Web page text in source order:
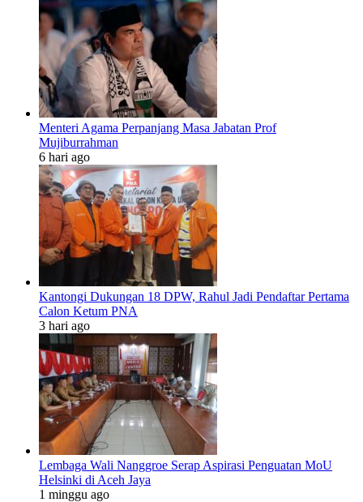
Menteri Agama Perpanjang Masa Jabatan Prof
Mujiburrahman
6 hari ago
Kantongi Dukungan 18 DPW, Rahul Jadi Pendaftar Pertama
Calon Ketum PNA
3 hari ago
Lembaga Wali Nanggroe Serap Aspirasi Penguatan MoU
Helsinki di Aceh Jaya
1 minggu ago